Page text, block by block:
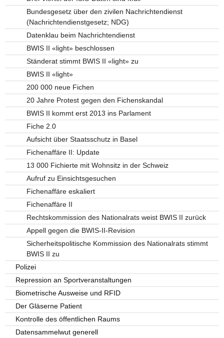
Bundesgesetz über den zivilen Nachrichtendienst
(Nachrichtendienstgesetz; NDG)
Datenklau beim Nachrichtendienst
BWIS II «light» beschlossen
Ständerat stimmt BWIS II «light» zu
BWIS II «light»
200 000 neue Fichen
20 Jahre Protest gegen den Fichenskandal
BWIS II kommt erst 2013 ins Parlament
Fiche 2.0
Aufsicht über Staatsschutz in Basel
Fichenaffäre II: Update
13 000 Fichierte mit Wohnsitz in der Schweiz
Aufruf zu Einsichtsgesuchen
Fichenaffäre eskaliert
Fichenaffäre II
Rechtskommission des Nationalrats weist BWIS II zurück
Appell gegen die BWIS-II-Revision
Sicherheitspolitische Kommission des Nationalrats stimmt
BWIS II zu
Polizei
Repression an Sportveranstaltungen
Biometrische Ausweise und RFID
Der Gläserne Patient
Kontrolle des öffentlichen Raums
Datensammelwut generell